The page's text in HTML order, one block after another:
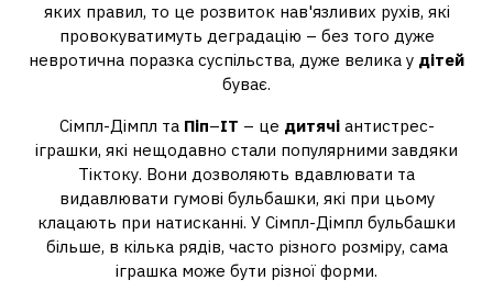
яких правил, то це розвиток нав'язливих рухів, які
провокуватимуть деградацію – без того дуже
невротична поразка суспільства, дуже велика у дітей
буває.
Сімпл-Дімпл та Піп–ІТ – це дитячіантистрес-
іграшки, які нещодавно стали популярними завдяки
Тіктоку. Вони дозволяють вдавлювати та
видавлювати гумові бульбашки, які при цьому
клацають при натисканні. У Сімпл-Дімпл бульбашки
більше, в кілька рядів, часто різного розміру, сама
іграшка може бути різної форми.